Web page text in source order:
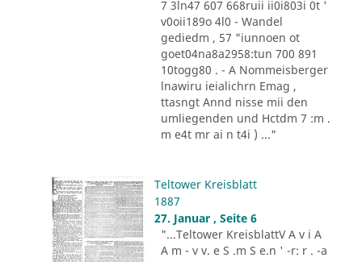
7 3ln47 607 668ruii ii0i803i 0t '
v0oii189o 4l0 - Wandel
gediedm , 57 "iunnoen ot
goet04na8a2958:tun 700 891
10togg80 . - A Nommeisberger
lnawiru ieialichrn Emag ,
ttasngt Annd nisse mii den
umliegenden und Hctdm 7 :m .
m e4t mr ai n t4i ) ..."
Teltower Kreisblatt
1887
27. Januar , Seite 6
"...Teltower KreisblattV A v i A
A m - v v. e S .m S e.n ' -r: r . -a